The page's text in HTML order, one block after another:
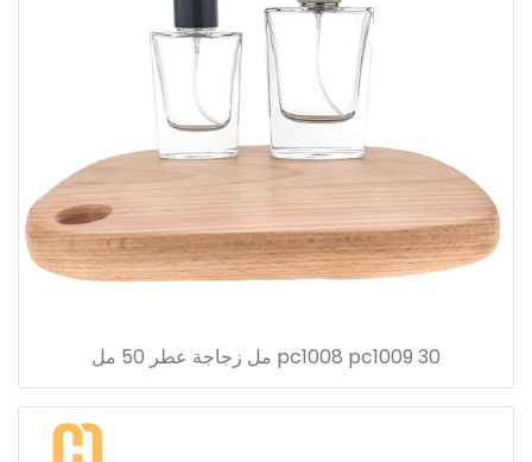
pc1008 pc1009 30 مل زجاجة عطر 50 مل